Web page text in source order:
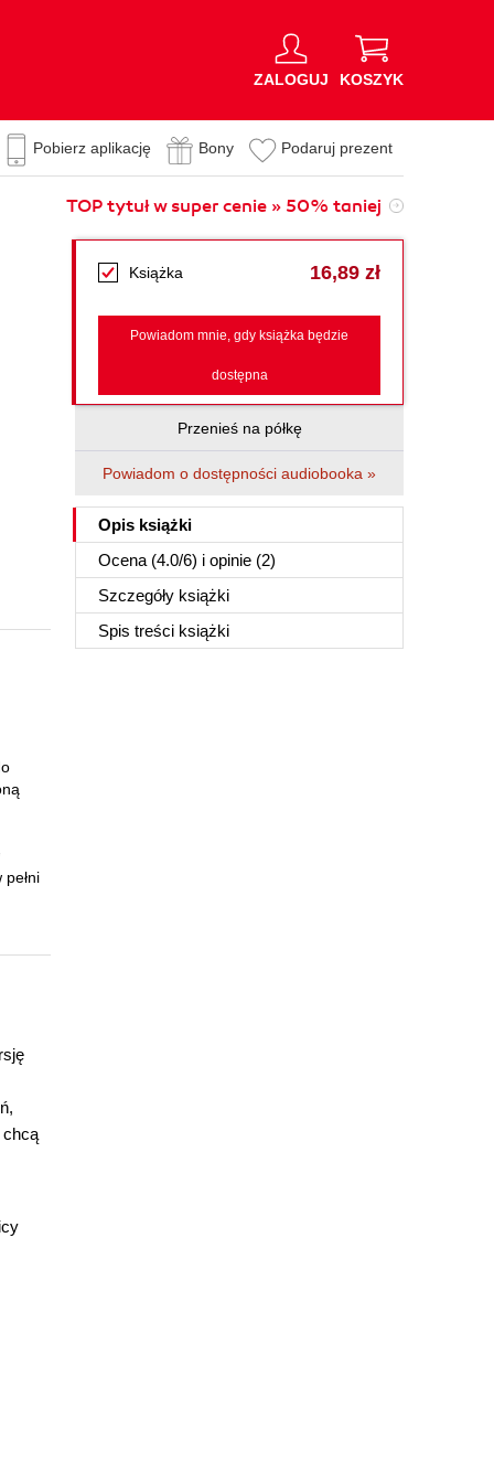
ZALOGUJ KOSZYK
Pobierz aplikację Bony Podaruj prezent
TOP tytuł w super cenie » 50% taniej
Książka 16,89 zł
Powiadom mnie, gdy książka będzie
dostępna
Przenieś na półkę
Powiadom o dostępności audiobooka »
Opis książki
Ocena (4.0/6) i opinie (2)
Szczegóły książki
Spis treści książki
chcą